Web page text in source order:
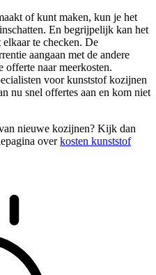
of kunt maken, kun je het
En begrijpelijk kan het
te checken. De
aangaan met de andere
offerte naar meerkosten.
voor kunststof kozijnen
nu snel offertes aan en kom niet
nieuwe kozijnen? Kijk dan
overkosten kunststof